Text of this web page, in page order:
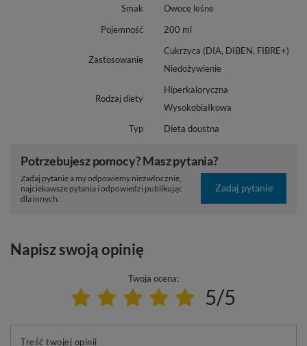
Smak
Owoce leśne
Pojemność
200 ml
Zastosowanie
Cukrzyca (DIA, DIBEN, FIBRE+)
Niedożywienie
Rodzaj diety
Hiperkaloryczna
Wysokobiałkowa
Typ
Dieta doustna
Potrzebujesz pomocy? Masz pytania?
Zadaj pytanie a my odpowiemy niezwłocznie,
najciekawsze pytania i odpowiedzi publikując
dla innych.
Zadaj pytanie
Napisz swoją opinię
Twoja ocena:
5/5
Treść twojej opinii